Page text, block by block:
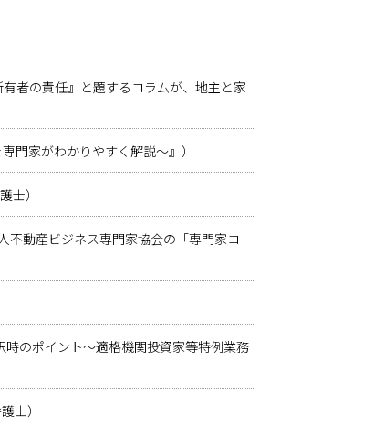
者の責任』と題するコラムが、地主と家
門家がわかりやすく解説～』）
士）
不動産ビジネス専門家協会の「専門家コ
のポイント～適格機関投資家等特例業務
士）